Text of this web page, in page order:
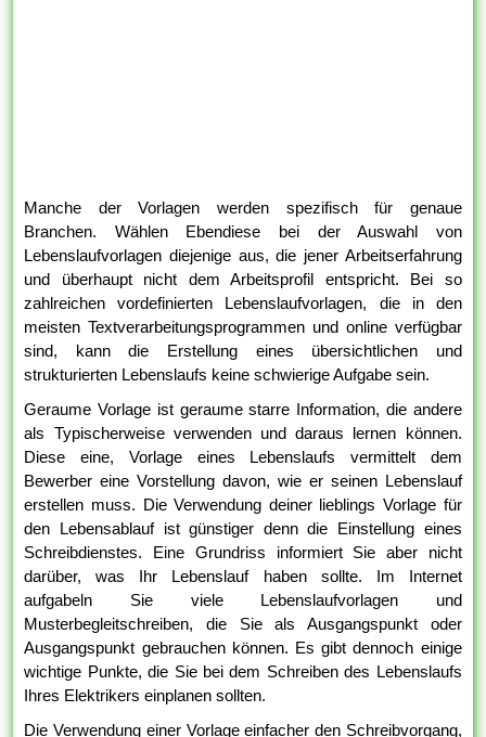
Manche der Vorlagen werden spezifisch für genaue
Branchen. Wählen Ebendiese bei der Auswahl von
Lebenslaufvorlagen diejenige aus, die jener Arbeitserfahrung
und überhaupt nicht dem Arbeitsprofil entspricht. Bei so
zahlreichen vordefinierten Lebenslaufvorlagen, die in den
meisten Textverarbeitungsprogrammen und online verfügbar
sind, kann die Erstellung eines übersichtlichen und
strukturierten Lebenslaufs keine schwierige Aufgabe sein.
Geraume Vorlage ist geraume starre Information, die andere
als Typischerweise verwenden und daraus lernen können.
Diese eine, Vorlage eines Lebenslaufs vermittelt dem
Bewerber eine Vorstellung davon, wie er seinen Lebenslauf
erstellen muss. Die Verwendung deiner lieblings Vorlage für
den Lebensablauf ist günstiger denn die Einstellung eines
Schreibdienstes. Eine Grundriss informiert Sie aber nicht
darüber, was Ihr Lebenslauf haben sollte. Im Internet
aufgabeln Sie viele Lebenslaufvorlagen und
Musterbegleitschreiben, die Sie als Ausgangspunkt oder
Ausgangspunkt gebrauchen können. Es gibt dennoch einige
wichtige Punkte, die Sie bei dem Schreiben des Lebenslaufs
Ihres Elektrikers einplanen sollten.
Die Verwendung einer Vorlage einfacher den Schreibvorgang,